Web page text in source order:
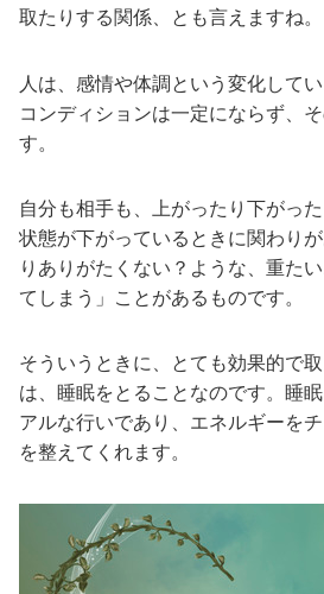
取たりする関係、とも言えますね。
人は、感情や体調という変化して
コンディションは一定にならず、
す。
自分も相手も、上がったり下がっ
状態が下がっているときに関わり
りありがたくない？ような、重た
てしまう」ことがあるものです。
そういうときに、とても効果的で
は、睡眠をとることなのです。睡
アルな行いであり、エネルギーを
を整えてくれます。